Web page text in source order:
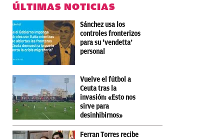
ÚLTIMAS NOTICIAS
Sánchez usa los
controles fronterizos
para su ‘vendetta’
personal
Vuelve el fútbol a
Ceuta tras la
invasión: «Esto nos
sirve para
desinhibirnos»
Ferran Torres recibe